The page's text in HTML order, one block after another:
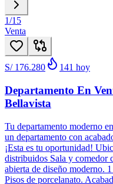
1/15
Venta
S/ 176.280 141 hoy
Departamento En
Bellavista
Tu departamento moderno
un departamento con
¡Esta es tu oportunidad!
distribuidos Sala y comedor
abierta de diseño moderno.
Pisos de porcelanato.